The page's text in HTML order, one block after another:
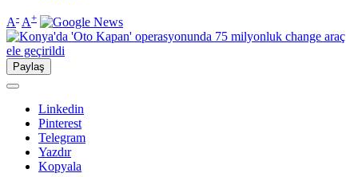
A- A+
Paylaş
Linkedin
Pinterest
Telegram
Yazdır
Kopyala